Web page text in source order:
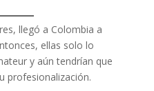
llegó a Colombia a
ellas solo lo
y aún tendrían que
profesionalización.